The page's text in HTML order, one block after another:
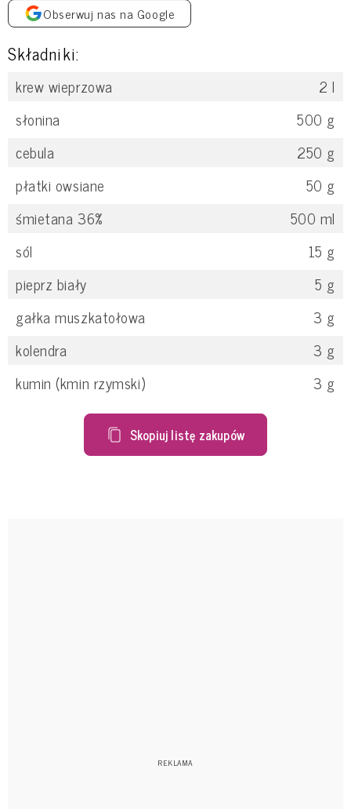
Obserwuj nas na Google
Składniki:
krew wieprzowa 2 l
słonina
500 g
cebula
250 g
płatki owsiane
50 g
śmietana 36%
500 ml
sól
15 g
pieprz biały
5 g
gałka muszkatołowa
3 g
kolendra
3 g
kumin (kmin rzymski)
3 g
Skopiuj listę zakupów